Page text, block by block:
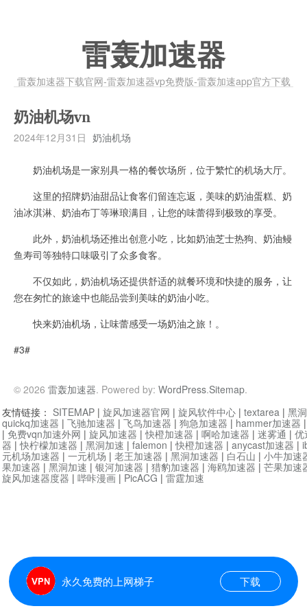
雷轰加速器
雷轰加速器下载官网-雷轰加速器vp免费版-雷轰加速app官方下载
奶油机场vn
2024年12月31日 奶油机场
奶油机场是一家别具一格的餐饮场所，位于繁忙的机场大厅。
这里的招牌奶油甜品让食客们留连忘返，美味的奶油蛋糕、奶
油冰淇淋、奶油布丁等琳琅满目，让您的味蕾得到极致的享受。
此外，奶油机场还推出创意小吃，比如奶油芝士热狗、奶油鳗
鱼寿司等独特口味吸引了众多食客。
不仅如此，奶油机场还提供舒适的就餐环境和快捷的服务，让
您在匆忙的旅途中也能品尝到美味的奶油小吃。
快来奶油机场，让味蕾感受一场奶油之旅！。
#3#
© 2026 雷轰加速器. Powered by: WordPress.Sitemap.
永久免费的上网梯子 下载
友情链接： SITEMAP | 旋风加速器官网 | 旋风软件中心 | textarea | 黑
quickq加速器 | 飞驰加速器 | 飞鸟加速器 | 狗急加速器 | hammer加速器
| 免费vqn加速外网 | 旋风加速器 |快橙加速器 | 啊哈加速器 | 迷雾通 | 优
器 |快柠檬加速器 | 黑洞加速 | falemon |快橙加速器 | anycast加速器 |
元机场加速器 | 一元机场 | 老王加速器 | 黑洞加速器 | 白石山 | 小牛加速
果加速器 | 黑洞加速 | 银河加速器 | 猎豹加速器 | 海鸥加速器 | 芒果加速
旋风加速器度器 | 哔咔漫画 | PicACG | 雷霆加速